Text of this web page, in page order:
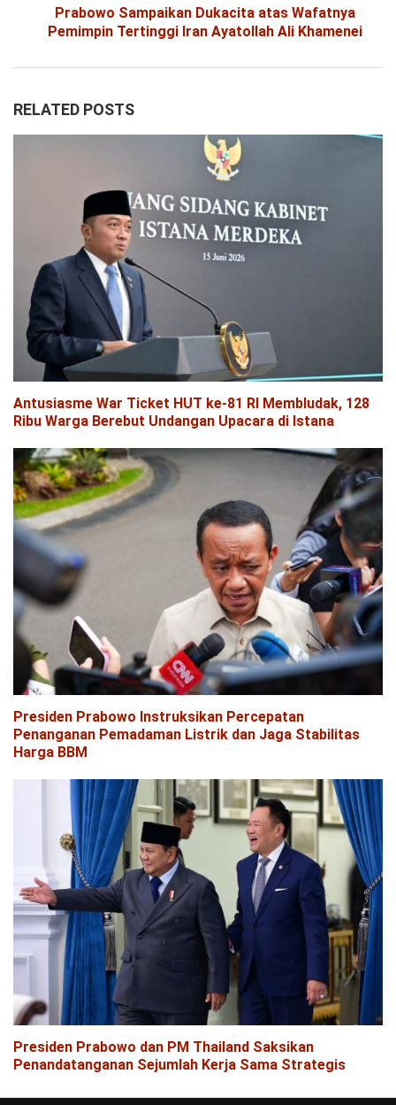
Prabowo Sampaikan Dukacita atas Wafatnya
Pemimpin Tertinggi Iran Ayatollah Ali Khamenei
RELATED POSTS
Antusiasme War Ticket HUT ke-81 RI Membludak, 128
Ribu Warga Berebut Undangan Upacara di Istana
Presiden Prabowo Instruksikan Percepatan
Penanganan Pemadaman Listrik dan Jaga Stabilitas
Harga BBM
Presiden Prabowo dan PM Thailand Saksikan
Penandatanganan Sejumlah Kerja Sama Strategis